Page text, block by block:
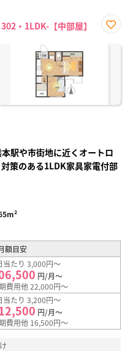
・1LDK-【中部屋】
に入
駅や市街地に近くオートロ
策のある1LDK家具家電付部
額目安
当たり 3,000円～
円/月～
費用他 22,000円～
当たり 3,200円～
円/月～
費用他 16,500円～